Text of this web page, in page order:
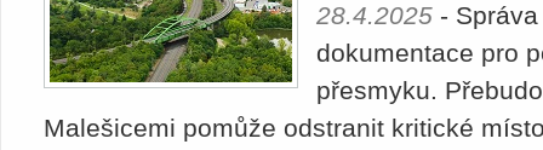
28.4.2025 -
dokumentace pro
přesmyku.
Malešicemi pomůže odstranit kritické